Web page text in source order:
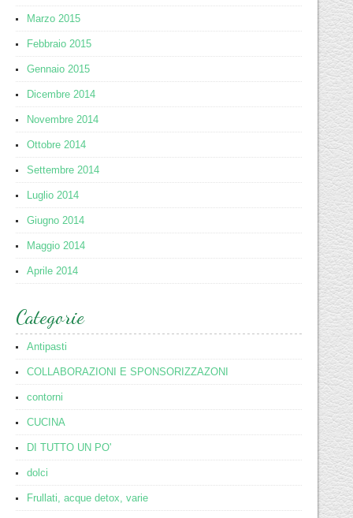
Marzo 2015
Febbraio 2015
Gennaio 2015
Dicembre 2014
Novembre 2014
Ottobre 2014
Settembre 2014
Luglio 2014
Giugno 2014
Maggio 2014
Aprile 2014
Categorie
Antipasti
COLLABORAZIONI E SPONSORIZZAZONI
contorni
CUCINA
DI TUTTO UN PO'
dolci
Frullati, acque detox, varie